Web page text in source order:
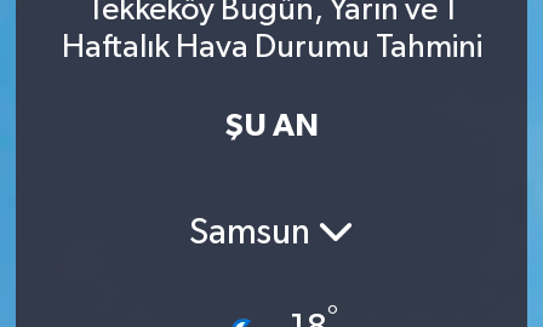
Tekkeköy Bugün, Yarın ve 1
Haftalık Hava Durumu Tahmini
ŞU AN
Samsun
°